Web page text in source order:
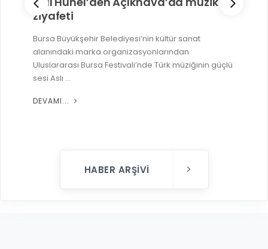
ziyafeti
Bursa Büyükşehir Belediyesi’nin kültür sanat
alanındaki marka organizasyonlarından
Uluslararası Bursa Festivali’nde Türk müziğinin güçlü
sesi Aslı ...
DEVAMI...
HABER ARŞIVI